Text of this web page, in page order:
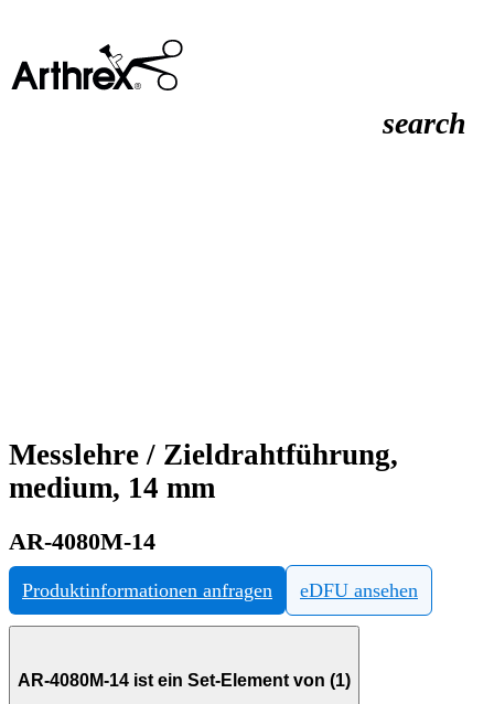
search
Messlehre / Zieldrahtführung,
medium, 14 mm
AR-4080M-14
Produktinformationen anfragen eDFU ansehen
AR-4080M-14 ist ein Set-Element von (1)